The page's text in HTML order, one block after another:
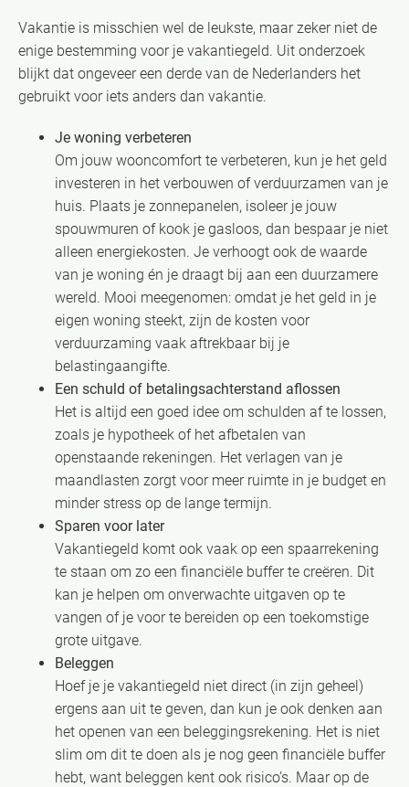
Vakantie is misschien wel de leukste, maar zeker niet de
enige bestemming voor je vakantiegeld. Uit onderzoek
blijkt dat ongeveer een derde van de Nederlanders het
gebruikt voor iets anders dan vakantie.
Je woning verbeteren
Om jouw wooncomfort te verbeteren, kun je het geld
investeren in het verbouwen of verduurzamen van je
huis. Plaats je zonnepanelen, isoleer je jouw
spouwmuren of kook je gasloos, dan bespaar je niet
alleen energiekosten. Je verhoogt ook de waarde
van je woning én je draagt bij aan een duurzamere
wereld. Mooi meegenomen: omdat je het geld in je
eigen woning steekt, zijn de kosten voor
verduurzaming vaak aftrekbaar bij je
belastingaangifte.
Een schuld of betalingsachterstand aflossen
Het is altijd een goed idee om schulden af te lossen,
zoals je hypotheek of het afbetalen van
openstaande rekeningen. Het verlagen van je
maandlasten zorgt voor meer ruimte in je budget en
minder stress op de lange termijn.
Sparen voor later
Vakantiegeld komt ook vaak op een spaarrekening
te staan om zo een financiële buffer te creëren. Dit
kan je helpen om onverwachte uitgaven op te
vangen of je voor te bereiden op een toekomstige
grote uitgave.
Beleggen
Hoef je je vakantiegeld niet direct (in zijn geheel)
ergens aan uit te geven, dan kun je ook denken aan
het openen van een beleggingsrekening. Het is niet
slim om dit te doen als je nog geen financiële buffer
hebt, want beleggen kent ook risico’s. Maar op de